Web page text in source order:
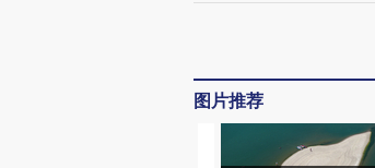
图片推荐